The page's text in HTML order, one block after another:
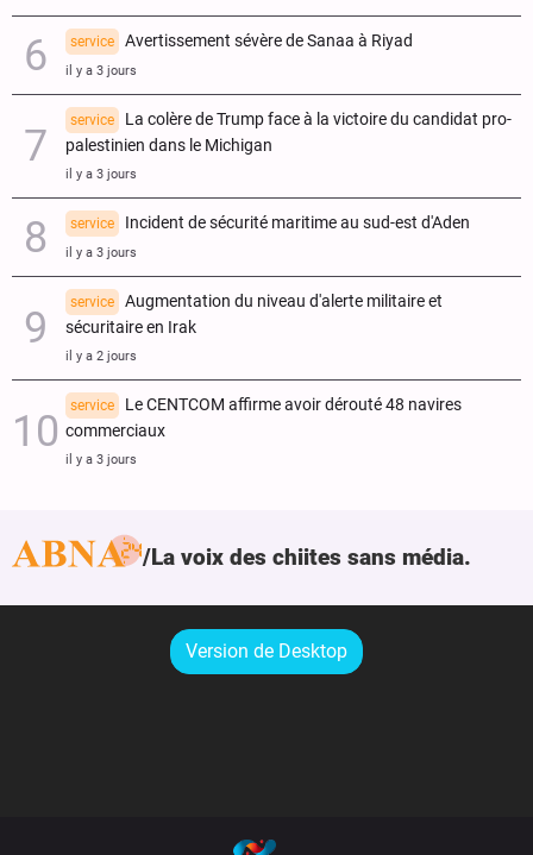
service Avertissement sévère de Sanaa à Riyad
il y a 3 jours
service
La colère de Trump face à la victoire du candidat pro-
palestinien dans le Michigan
il y a 3 jours
service Incident de sécurité maritime au sud-est d'Aden
il y a 3 jours
service
Augmentation du niveau d'alerte militaire et
sécuritaire en Irak
il y a 2 jours
service
Le CENTCOM affirme avoir dérouté 48 navires
commerciaux
il y a 3 jours
La voix des chiites sans média.
Version de Desktop